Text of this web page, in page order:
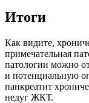
Итоги
Как видите,
примечательная
патологии можно
и потенциальную
панкреатит
недуг ЖКТ.